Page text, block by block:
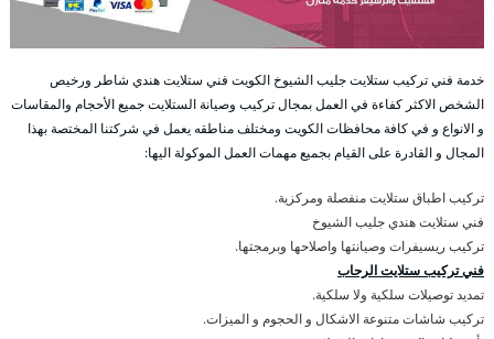
خدمة فني تركيب ستلايت جليب الشيوخ الكويت فني ستلايت هندي شاطر ورخيص
الشخص الاكثر كفاءة في العمل بمجال تركيب وصيانة الستلايت جميع الأحجام والمقاسات
و الانواع و في كافة محافظات الكويت ومختلف مناطقه يعمل في شركتنا المختصة بهذا
المجال و القادرة على القيام بجميع مهمات العمل الموكولة اليها:
تركيب اطباق ستلايت منفصلة ومركزية.
فني ستلايت هندي جليب الشيوخ
تركيب ريسيفرات وصيانتها واصلاحها وبرمجتها.
فني تركيب ستلايت الرحاب
تمديد توصيلات سلكية ولا سلكية.
تركيب شاشات متنوعة الاشكال و الحجوم و الميزات.